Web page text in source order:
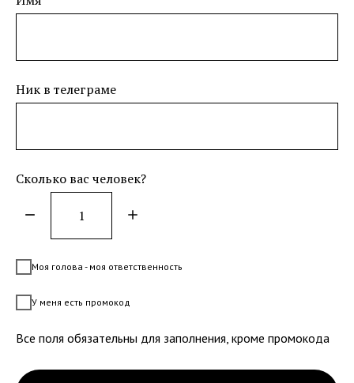
Ник в телеграме
Сколько вас человек?
Моя голова - моя ответственность
У меня есть промокод
Все поля обязательны для заполнения, кроме промокода